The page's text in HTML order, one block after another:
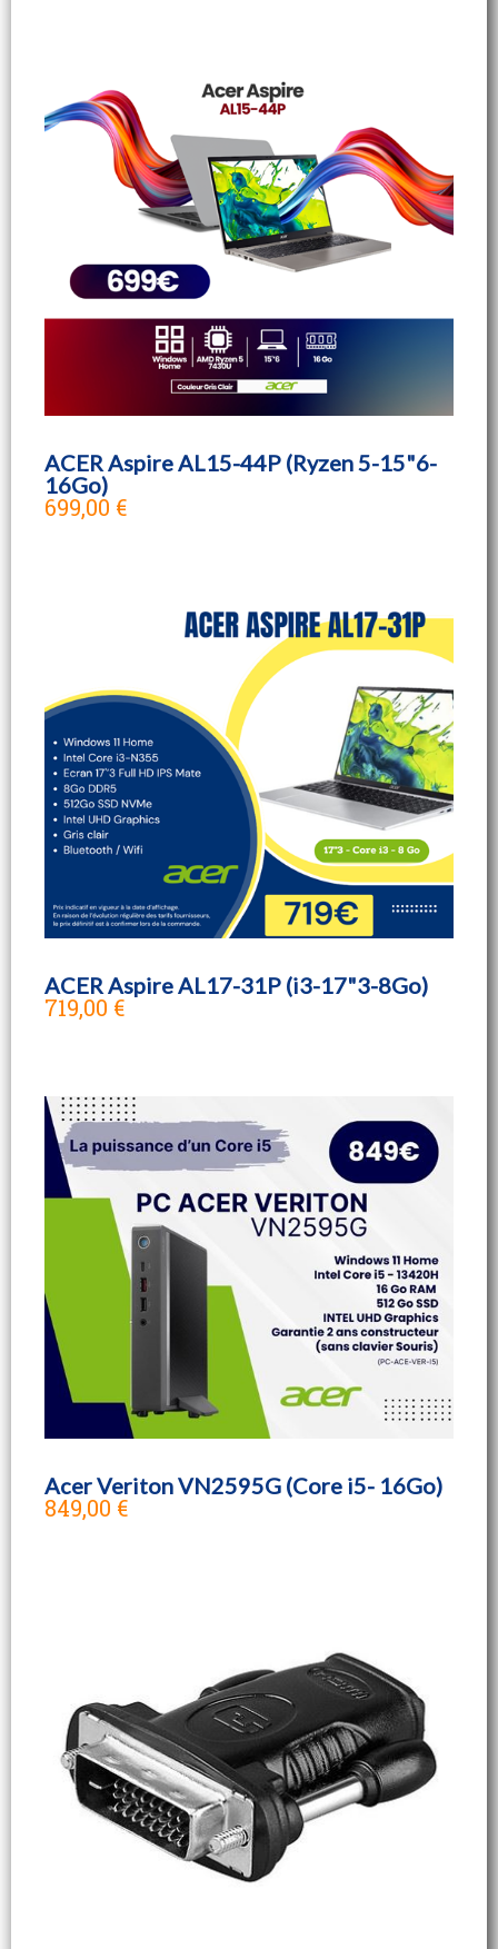
ACER Aspire AL15-44P (Ryzen 5-15"6-
16Go)
699,00 €
ACER Aspire AL17-31P (i3-17"3-8Go)
719,00 €
Acer Veriton VN2595G (Core i5- 16Go)
849,00 €